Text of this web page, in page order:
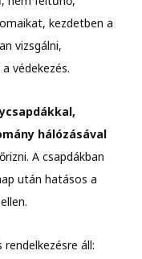
kezdetben a
vizsgálni,
védekezés.
hálózásával
A csapdákban
után hatásos a
áll: